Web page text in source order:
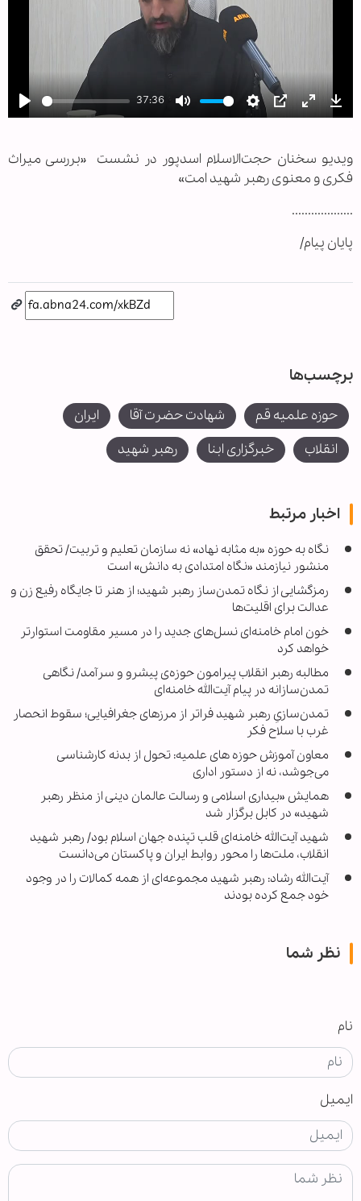
Play
37:36
Mute Settings
PIP Enter
ویدیو سخنان حجت‌الاسلام اسدپور در نشست «بررسی میراث
فکری و معنوی رهبر شهید امت»
...................
پایان پیام/
برچسب‌ها
حوزه علمیه قم شهادت حضرت آقا
ایران
انقلاب
خبرگزاری ابنا رهبر شهید
اخبار مرتبط
نگاه به حوزه «به مثابه نهاد» نه سازمان تعلیم و تربیت/ تحقق
منشور نیازمند «نگاه امتدادی به دانش» است
رمزگشایی از نگاه تمدن‌ساز رهبر شهید؛ از هنر تا جایگاه رفیع زن و
عدالت برای اقلیت‌ها
خون امام خامنه‌ای نسل‌های جدید را در مسیر مقاومت استوارتر
خواهد کرد
مطالبه رهبر انقلاب پیرامون حوزه‌ی پیشرو و سرآمد/ نگاهی
تمدن‌سازانه در پیام آیت‌الله خامنه‌ای
تمدن‌سازیِ رهبر شهید فراتر از مرزهای جغرافیایی؛ سقوط انحصار
غرب با سلاح فکر
معاون آموزش حوزه های علمیه: تحول از بدنه کارشناسی
می‌جوشد، نه از دستور اداری
همایش «بیداری اسلامی و رسالت عالمان دینی از منظر رهبر
شهید» در کابل برگزار شد
شهید آیت‌الله خامنه‌ای قلب تپنده جهان اسلام بود/ رهبر شهید
انقلاب، ملت‌ها را محور روابط ایران و پاکستان می‌دانست
آیت‌الله رشاد: رهبر شهید مجموعه‌ای از همه کمالات را در وجود
خود جمع کرده بودند
نظر شما
نام
ایمیل